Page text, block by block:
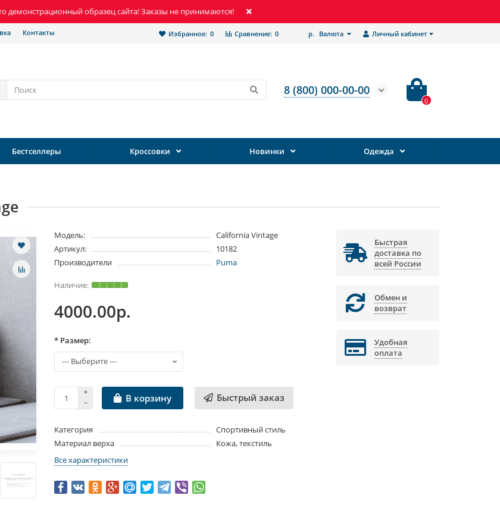
демонстрационный образец сайта! Заказы не принимаются!
Личный кабинет
р. Валюта
Сравнение: 0
Избранное: 0
Контакты
8 (800) 000-00-00
0
Бестселлеры Кроссовки Новинки Одежда
Модель:
California Vintage
Артикул:
10182
Производители
Puma
4000.00р.
* Размер:
В корзину Быстрый заказ
Категория
Спортивный стиль
Материал верха
Кожа, текстиль
Все характеристики
Быстрая
доставка по
всей России
Обмен и
возврат
Удобная
оплата